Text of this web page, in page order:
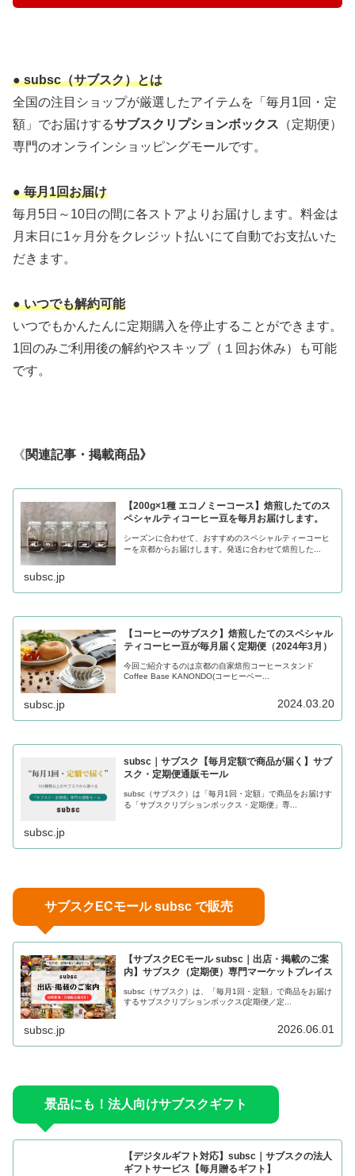
● subsc（サブスク）とは
全国の注目ショップが厳選したアイテムを「毎月1回・定
額」でお届けするサブスクリプションボックス （定期便）
専門のオンラインショッピングモールです。
● 毎月1回お届け
毎月5日～10日の間に各ストアよりお届けします。料金は
月末日に1ヶ月分をクレジット払いにて自動でお支払いた
だきます。
● いつでも解約可能
いつでもかんたんに定期購入を停止することができます。
1回のみご利用後の解約やスキップ（１回お休み）も可能
です。
《関連記事・掲載商品》
【200g×1種 エコノミーコース】焙煎したてのス
ペシャルティコーヒー豆を毎月お届けします。
シーズンに合わせて、おすすめのスペシャルティーコーヒ
ーを京都からお届けします。発送に合わせて焙煎した...
subsc.jp
【コーヒーのサブスク】焙煎したてのスペシャル
ティコーヒー豆が毎月届く定期便（2024年3月）
今回ご紹介するのは京都の自家焙煎コーヒースタンド
Coffee Base KANONDO(コーヒーベー...
subsc.jp 2024.03.20
subsc｜サブスク【毎月定額で商品が届く】サブ
スク・定期便通販モール
subsc（サブスク）は「毎月1回・定額」で商品をお届けす
る「サブスクリプションボックス・定期便」専...
subsc.jp
サブスクECモール subsc で販売
【サブスクECモール subsc｜出店・掲載のご案
内】サブスク（定期便）専門マーケットプレイス
subsc（サブスク）は、「毎月1回・定額」で商品をお届け
するサブスクリプションボックス(定期便／定...
subsc.jp 2026.06.01
景品にも！法人向けサブスクギフト
【デジタルギフト対応】subsc｜サブスクの法人
ギフトサービス【毎月贈るギフト】